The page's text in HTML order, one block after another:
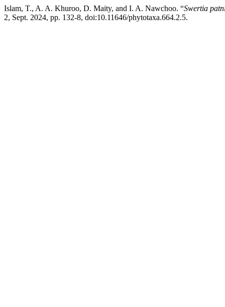
Islam, T., A. A. Khuroo, D. Maity, and I. A. Nawchoo. “Swertia
2, Sept. 2024, pp. 132-8, doi:10.11646/phytotaxa.664.2.5.